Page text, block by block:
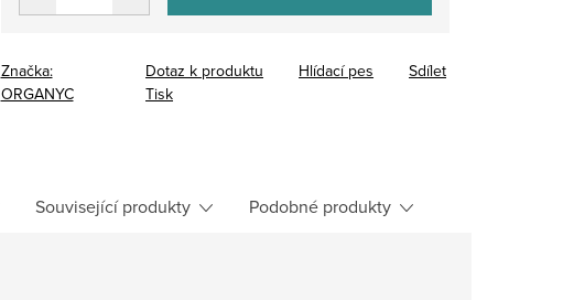
Značka:
ORGANYC
Tisk
Dotaz k produktu Hlídací pes Sdílet
Související produkty Podobné produkty